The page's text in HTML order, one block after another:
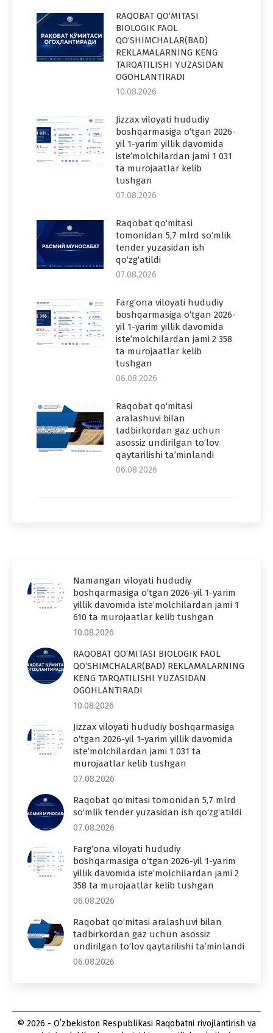
RAQOBAT QO‘MITASI
BIOLOGIK FAOL
QO‘SHIMCHALAR(BAD)
REKLAMALARNING KENG
TARQATILISHI YUZASIDAN
OGOHLANTIRADI
10.08.2026
Jizzax viloyati hududiy
boshqarmasiga o‘tgan 2026-
yil 1-yarim yillik davomida
iste’molchilardan jami 1 031
ta murojaatlar kelib
tushgan
07.08.2026
Raqobat qo‘mitasi
tomonidan 5,7 mlrd so‘mlik
tender yuzasidan ish
qo‘zg‘atildi
07.08.2026
Farg‘ona viloyati hududiy
boshqarmasiga o‘tgan 2026-
yil 1-yarim yillik davomida
iste’molchilardan jami 2 358
ta murojaatlar kelib
tushgan
06.08.2026
Raqobat qo‘mitasi
aralashuvi bilan
tadbirkordan gaz uchun
asossiz undirilgan to‘lov
qaytarilishi ta’minlandi
06.08.2026
Namangan viloyati hududiy
boshqarmasiga o‘tgan 2026-yil 1-yarim
yillik davomida iste’molchilardan jami 1
610 ta murojaatlar kelib tushgan
10.08.2026
RAQOBAT QO‘MITASI BIOLOGIK FAOL
QO‘SHIMCHALAR(BAD) REKLAMALARNING
KENG TARQATILISHI YUZASIDAN
OGOHLANTIRADI
10.08.2026
Jizzax viloyati hududiy boshqarmasiga
o‘tgan 2026-yil 1-yarim yillik davomida
iste’molchilardan jami 1 031 ta
murojaatlar kelib tushgan
07.08.2026
Raqobat qo‘mitasi tomonidan 5,7 mlrd
so‘mlik tender yuzasidan ish qo‘zg‘atildi
07.08.2026
Farg‘ona viloyati hududiy
boshqarmasiga o‘tgan 2026-yil 1-yarim
yillik davomida iste’molchilardan jami 2
358 ta murojaatlar kelib tushgan
06.08.2026
Raqobat qo‘mitasi aralashuvi bilan
tadbirkordan gaz uchun asossiz
undirilgan to‘lov qaytarilishi ta’minlandi
06.08.2026
© 2026 - Oʻzbekiston Respublikasi Raqobatni rivojlantirish va